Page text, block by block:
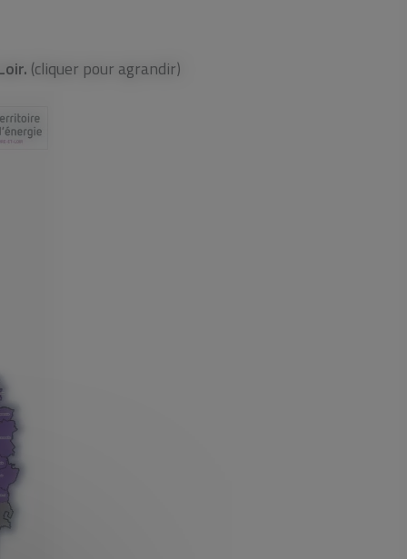
(cliquer pour agrandir)